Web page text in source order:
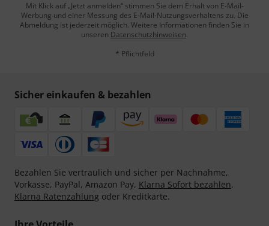
Mit Klick auf „Jetzt anmelden“ stimmen Sie dem Erhalt von E-Mail-
Werbung und einer Messung des E-Mail-Nutzungsverhaltens zu. Die
Abmeldung ist jederzeit möglich. Weitere Informationen finden Sie in
unseren Datenschutzhinweisen.
* Pflichtfeld
Sicher einkaufen & bezahlen
Bezahlen Sie vertraulich und sicher per Nachnahme,
Vorkasse, PayPal, Amazon Pay, Klarna Sofort bezahlen,
Klarna Ratenzahlung oder Kreditkarte.